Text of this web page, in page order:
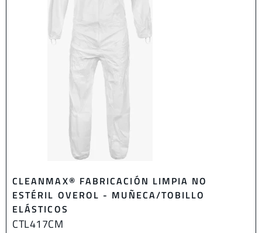
CLEANMAX® FABRICACIÓN LIMPIA NO
ESTÉRIL OVEROL - MUÑECA/TOBILLO
ELÁSTICOS
CTL417CM